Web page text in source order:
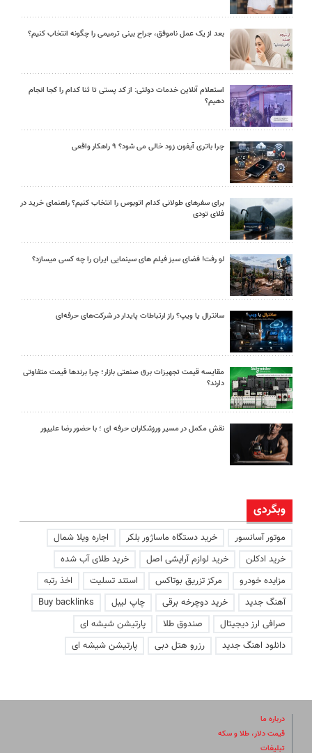
بعد از یک عمل ناموفق، جراح بینی ترمیمی را چگونه انتخاب کنیم؟
استعلام آنلاین خدمات دولتی: از کد پستی تا ثنا کدام را کجا انجام
دهیم؟
چرا باتری آیفون زود خالی می شود؟ ۹ راهکار واقعی
برای سفرهای طولانی کدام اتوبوس را انتخاب کنیم؟ راهنمای خرید در
فلای تودی
لو رفت! فضای سبز فیلم های سینمایی ایران را چه کسی میسازد؟
سانترال یا ویپ؟ راز ارتباطات پایدار در شرکت‌های حرفه‌ای
مقایسه قیمت تجهیزات برق صنعتی بازار؛ چرا برندها قیمت متفاوتی
دارند؟
نقش مکمل در مسیر ورزشکاران حرفه ای ؛ با حضور رضا علیپور
وبگردی
موتور آسانسور خرید دستگاه ماساژور بلکر
اجاره ویلا شمال
خرید ادکلن
خرید لوازم آرایشی اصل
خرید طلای آب شده
مزایده خودرو
مرکز تزریق بوتاکس استند تسلیت
اخذ رتبه
آهنگ جدید
خرید دوچرخه برقی چاپ لیبل
Buy backlinks
صرافی ارز دیجیتال
صندوق طلا
پارتیشن شیشه ای
دانلود اهنگ جدید
رزرو هتل دبی پارتیشن شیشه ای
درباره ما
قیمت دلار، طلا و سکه
تبلیغات